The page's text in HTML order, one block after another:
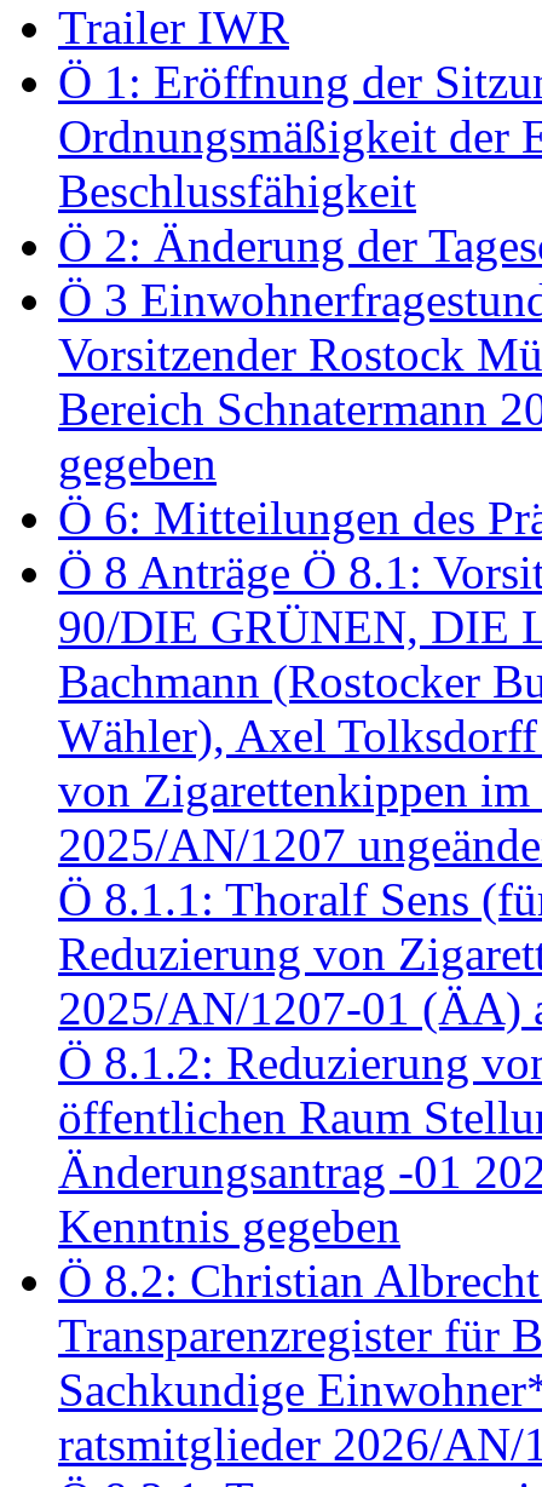
Trailer IWR
Ö 1: Eröffnung der
Ordnungsmäßigkeit der
Beschlussfähigkeit
Ö 2: Änderung der
Ö 3
Vorsitzender Rostock
Bereich Schnatermann
gegeben
Ö 6: Mitteilungen des
Ö 8 Anträge Ö 8.1:
90/DIE GRÜNEN, DIE
Bachmann (Rostocker
Wähler), Axel
von Zigarettenkippen
2025/AN/1207
Ö 8.1.1: Thoralf Sens
Reduzierung von
2025/AN/1207-01 (ÄA)
Ö 8.1.2: Reduzierung
öffentlichen Raum
Änderungsantrag -01
Kenntnis gegeben
Ö 8.2: Christian
Transparenzregister für
Sachkundige
ratsmitglieder 2026/AN/